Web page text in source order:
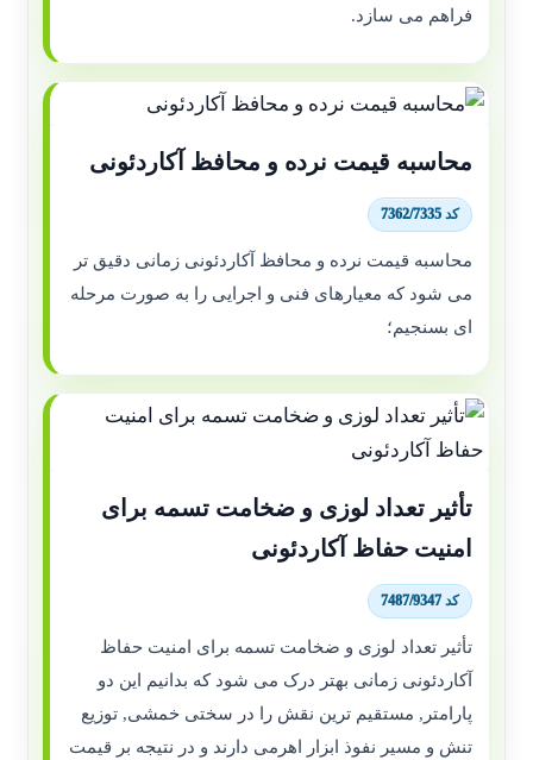
فراهم می سازد.
محاسبه قیمت نرده و محافظ آکاردئونی
کد 7362/7335
محاسبه قیمت نرده و محافظ آکاردئونی زمانی دقیق تر
می شود که معیارهای فنی و اجرایی را به صورت مرحله
ای بسنجیم؛
تأثیر تعداد لوزی و ضخامت تسمه برای
امنیت حفاظ آکاردئونی
کد 7487/9347
تأثیر تعداد لوزی و ضخامت تسمه برای امنیت حفاظ
آکاردئونی زمانی بهتر درک می شود که بدانیم این دو
پارامتر, مستقیم ترین نقش را در سختی خمشی, توزیع
تنش و مسیر نفوذ ابزار اهرمی دارند و در نتیجه بر قیمت